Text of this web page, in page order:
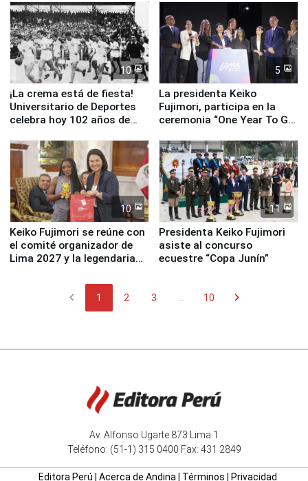
equipamiento para
Serenazgo
10
¡La crema está de fiesta!
Universitario de Deportes
celebra hoy 102 años de
5
La presidenta Keiko
Fujimori, participa en la
ceremonia “One Year To Go
10
Keiko Fujimori se reúne con
el comité organizador de
Lima 2027 y la legendaria
11
Presidenta Keiko Fujimori
asiste al concurso
ecuestre “Copa Junín”
chevron_left 1 2 3 10 chevron_right
Av. Alfonso Ugarte 873 Lima 1
Teléfono: (51-1) 315 0400 Fax: 431 2849
Editora Perú Acerca de Andina| Términos Privacidad